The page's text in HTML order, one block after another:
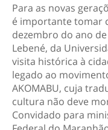
Para as novas
é importante tomar
dezembro do ano
Lebené, da
visita histórica à
legado ao
AKOMABU, cuja
cultura não deve
Convidado para